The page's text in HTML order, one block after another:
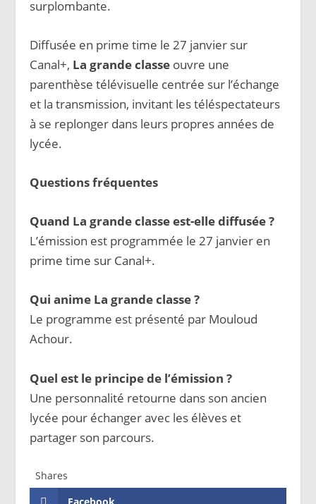
surplombante.
Diffusée en prime time le 27 janvier sur
Canal+, La grande classe ouvre une
parenthèse télévisuelle centrée sur l’échange
et la transmission, invitant les téléspectateurs
à se replonger dans leurs propres années de
lycée.
Questions fréquentes
Quand La grande classe est-elle diffusée ?
L’émission est programmée le 27 janvier en
prime time sur Canal+.
Qui anime La grande classe ?
Le programme est présenté par Mouloud
Achour.
Quel est le principe de l’émission ?
Une personnalité retourne dans son ancien
lycée pour échanger avec les élèves et
partager son parcours.
Shares
Facebook